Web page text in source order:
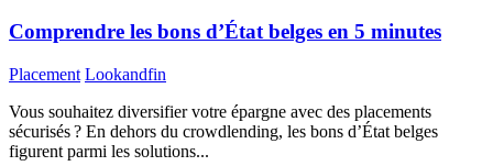
Comprendre les bons d’État belges en 5 minutes
Placement Lookandfin
Vous souhaitez diversifier votre épargne avec des placements
sécurisés ? En dehors du crowdlending, les bons d’État belges
figurent parmi les solutions...